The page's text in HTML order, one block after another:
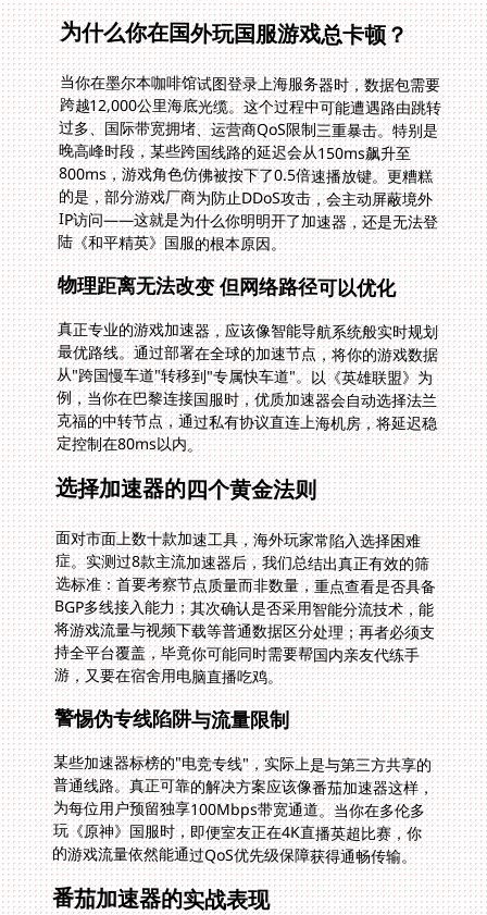
为什么你在国外玩国服游戏总卡顿？
当你在墨尔本咖啡馆试图登录上海服务器时，数据包需要
跨越12,000公里海底光缆。这个过程中可能遭遇路由跳转
过多、国际带宽拥堵、运营商QoS限制三重暴击。特别是
晚高峰时段，某些跨国线路的延迟会从150ms飙升至
800ms，游戏角色仿佛被按下了0.5倍速播放键。更糟糕
的是，部分游戏厂商为防止DDoS攻击，会主动屏蔽境外
IP访问——这就是为什么你明明开了加速器，还是无法登
陆《和平精英》国服的根本原因。
物理距离无法改变 但网络路径可以优化
真正专业的游戏加速器，应该像智能导航系统般实时规划
最优路线。通过部署在全球的加速节点，将你的游戏数据
从"跨国慢车道"转移到"专属快车道"。以《英雄联盟》为
例，当你在巴黎连接国服时，优质加速器会自动选择法兰
克福的中转节点，通过私有协议直连上海机房，将延迟稳
定控制在80ms以内。
选择加速器的四个黄金法则
面对市面上数十款加速工具，海外玩家常陷入选择困难
症。实测过8款主流加速器后，我们总结出真正有效的筛
选标准：首要考察节点质量而非数量，重点查看是否具备
BGP多线接入能力；其次确认是否采用智能分流技术，能
将游戏流量与视频下载等普通数据区分处理；再者必须支
持全平台覆盖，毕竟你可能同时需要帮国内亲友代练手
游，又要在宿舍用电脑直播吃鸡。
警惕伪专线陷阱与流量限制
某些加速器标榜的"电竞专线"，实际上是与第三方共享的
普通线路。真正可靠的解决方案应该像番茄加速器这样，
为每位用户预留独享100Mbps带宽通道。当你在多伦多
玩《原神》国服时，即便室友正在4K直播英超比赛，你
的游戏流量依然能通过QoS优先级保障获得通畅传输。
番茄加速器的实战表现